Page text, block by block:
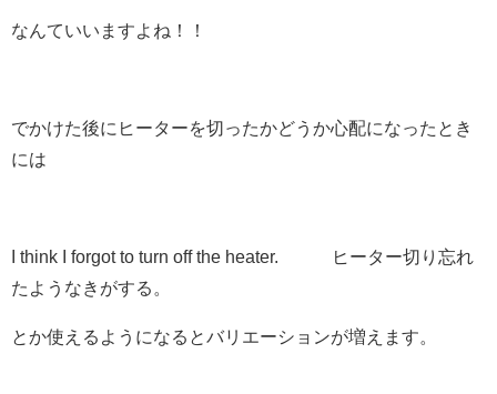
なんていいますよね！！
でかけた後にヒーターを切ったかどうか心配になったとき
には
I think I forgot to turn offthe heater. ヒーター切り 忘れ
たようなきがする。
とか使えるようになるとバリエーションが増えます。